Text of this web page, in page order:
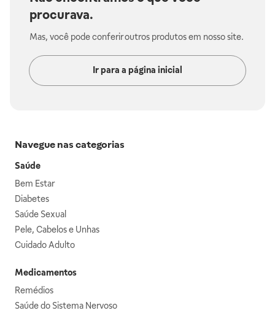
procurava.
Mas, você pode conferir outros produtos em nosso site.
Ir para a página inicial
Navegue nas categorias
Saúde
Bem Estar
Diabetes
Saúde Sexual
Pele, Cabelos e Unhas
Cuidado Adulto
Medicamentos
Remédios
Saúde do Sistema Nervoso